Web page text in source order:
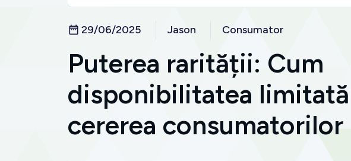
29/06/2025 Jason Consumator
Puterea rarității: Cum
disponibilitatea
cererea consumatorilor